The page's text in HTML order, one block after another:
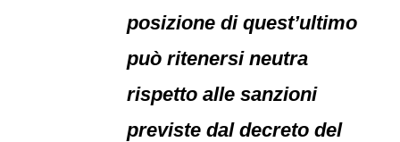
posizione di quest’ultimo
può ritenersi neutra
rispetto alle sanzioni
previste dal decreto del